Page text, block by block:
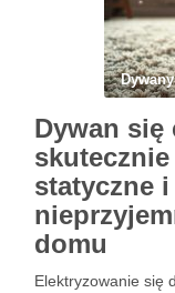
Dywan się
statyczne
domu
Elektryzowanie się